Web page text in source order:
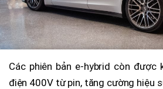
Các phiên bản e-hybrid còn được
điện 400V từ pin, tăng cường hiệu